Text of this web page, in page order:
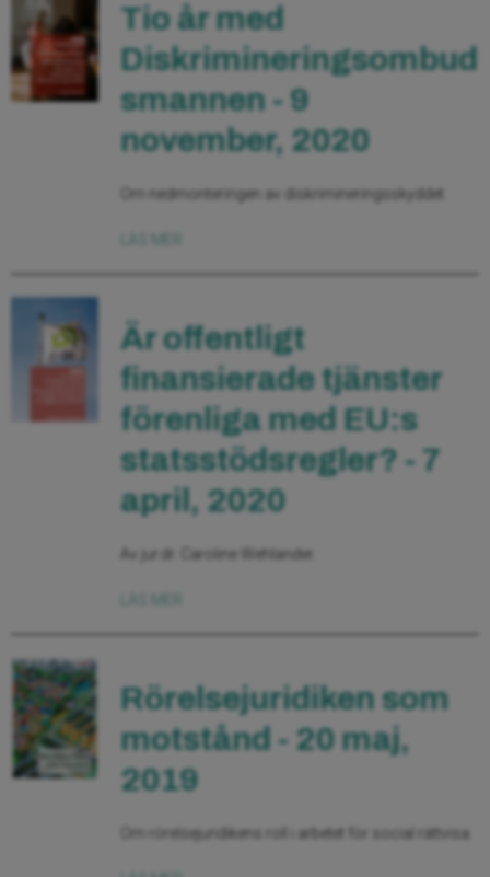
Tio år med
Diskrimineringsombud
smannen - 9
november, 2020
Om nedmonteringen av diskrimineringsskyddet.
Är offentligt
finansierade tjänster
förenliga med EU:s
statsstödsregler? - 7
april, 2020
Av jur.dr. Caroline Wehlander.
Rörelsejuridiken som
motstånd - 20 maj,
2019
Om rörelsejuridikens roll i arbetet för social rättvisa.